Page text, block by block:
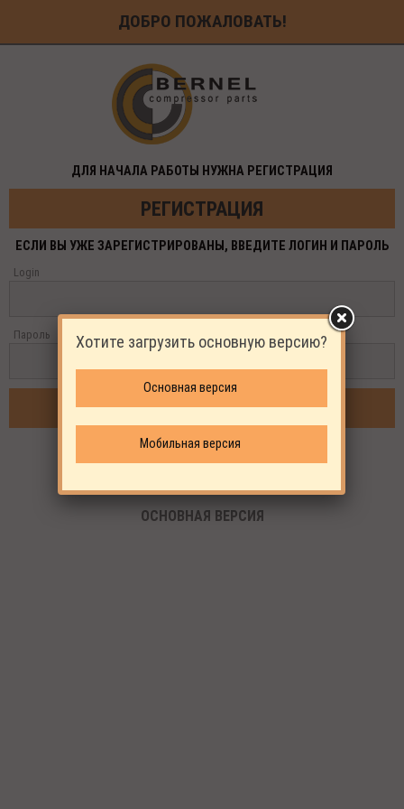
ДОБРО ПОЖАЛОВАТЬ!
ДЛЯ НАЧАЛА РАБОТЫ НУЖНА РЕГИСТРАЦИЯ
РЕГИСТРАЦИЯ
ЕСЛИ ВЫ УЖЕ ЗАРЕГИСТРИРОВАНЫ, ВВЕДИТЕ ЛОГИН И ПАРОЛЬ
Login
Пароль
ВХОД
ВОССТАНОВЛЕНИЕ ПАРОЛЯ
ОСНОВНАЯ ВЕРСИЯ
Хотите загрузить основную версию?
Основная версия
Мобильная версия